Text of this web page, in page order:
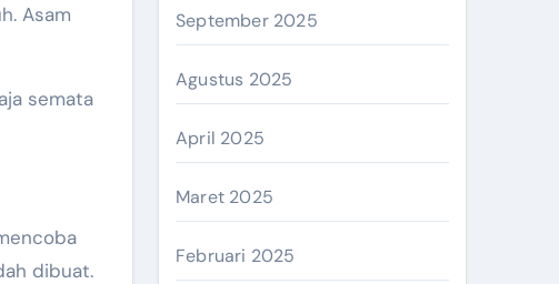
Asam
semata
dibuat.
September 2025
Agustus 2025
April 2025
Maret 2025
Februari 2025